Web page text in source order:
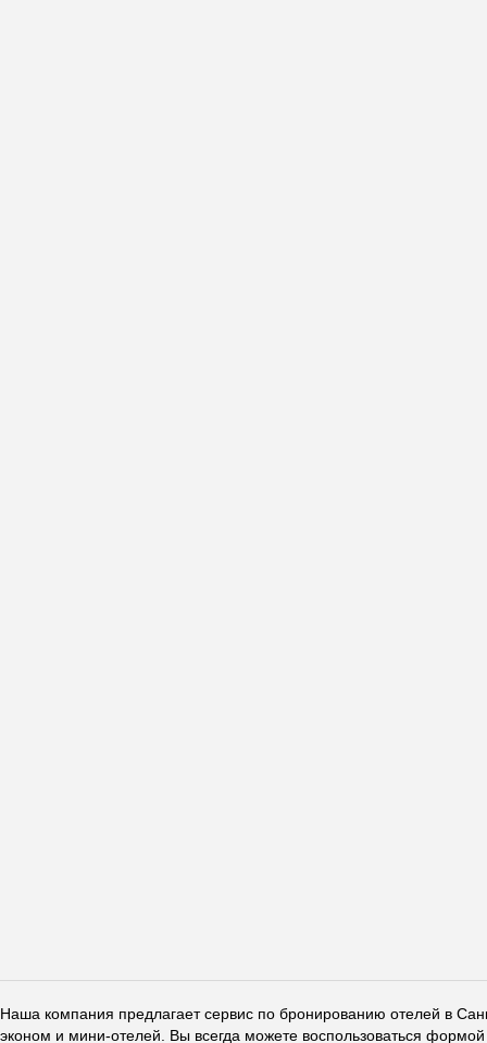
Наша компания предлагает сервис по бронированию отелей в
эконом и мини-отелей. Вы всегда можете воспользоваться